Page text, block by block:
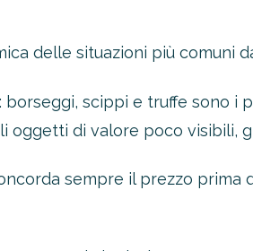
delle situazioni più comuni
: borseggi, scippi e truffe sono i
oggetti di valore poco visibili,
sempre il prezzo prima